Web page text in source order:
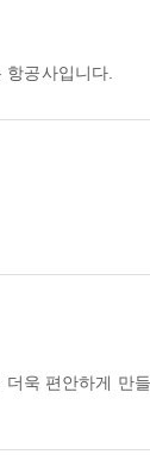
공사입니다.